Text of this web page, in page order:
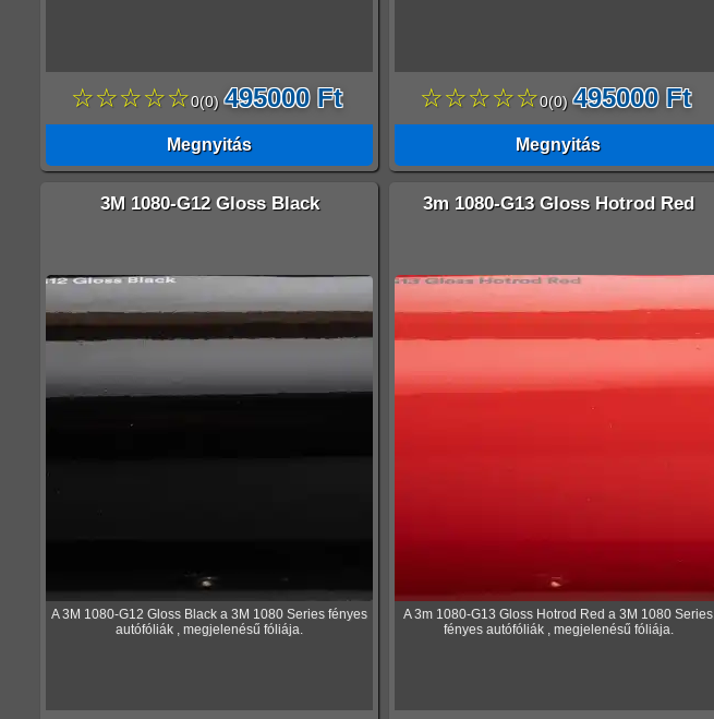
☆☆☆☆☆0(0) 495000 Ft
Megnyitás
☆☆☆☆☆0(0) 495000 Ft
Megnyitás
3M 1080-G12 Gloss Black
A 3M 1080-G12 Gloss Black a 3M 1080 Series fényes
autófóliák , megjelenésű fóliája.
3m 1080-G13 Gloss Hotrod Red
A 3m 1080-G13 Gloss Hotrod Red a 3M 1080 Series
fényes autófóliák , megjelenésű fóliája.